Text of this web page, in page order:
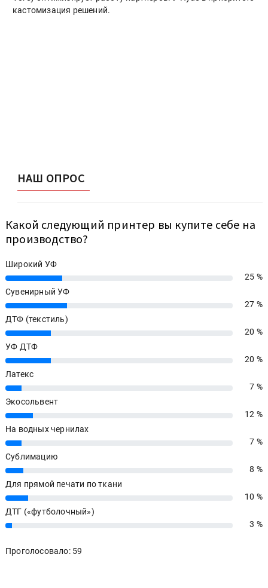
кастомизация решений.
НАШ ОПРОС
Какой следующий принтер вы купите себе на
производство?
Широкий УФ
25%
25 %
Сувенирный УФ
27%
27 %
ДТФ (текстиль)
20%
20 %
УФ ДТФ
20%
20 %
Латекс
7%
7 %
Экосольвент
12%
12 %
На водных чернилах
7%
7 %
Сублимацию
8%
8 %
Для прямой печати по ткани
10%
10 %
ДТГ («футболочный»)
3% 3 %
Проголосовало: 59